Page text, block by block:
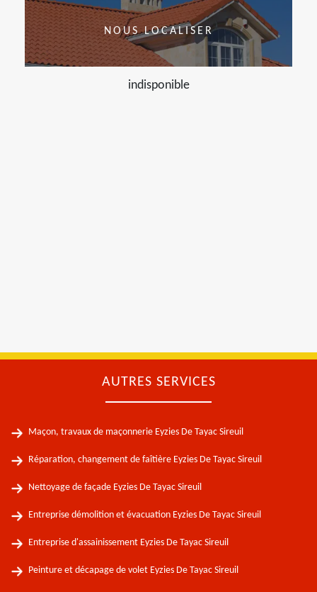
NOUS LOCALISER
indisponible
AUTRES SERVICES
Maçon, travaux de maçonnerie Eyzies De Tayac Sireuil
Réparation, changement de faîtière Eyzies De Tayac Sireuil
Nettoyage de façade Eyzies De Tayac Sireuil
Entreprise démolition et évacuation Eyzies De Tayac Sireuil
Entreprise d'assainissement Eyzies De Tayac Sireuil
Peinture et décapage de volet Eyzies De Tayac Sireuil